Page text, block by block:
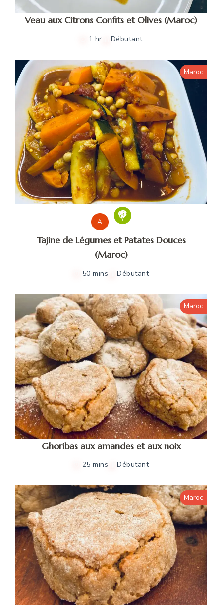
Veau aux Citrons Confits et Olives (Maroc)
1 hr Débutant
Maroc
A
Tajine de Légumes et Patates Douces
(Maroc)
50 mins Débutant
Maroc
Ghoribas aux amandes et aux noix
25 mins Débutant
Maroc